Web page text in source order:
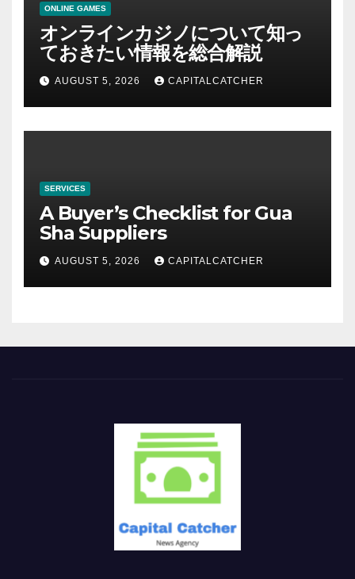
ONLINE GAMES
オンラインカジノについて知っ
ておきたい情報を総合解説
AUGUST 5, 2026 CAPITALCATCHER
SERVICES
A Buyer’s Checklist for Gua
Sha Suppliers
AUGUST 5, 2026 CAPITALCATCHER